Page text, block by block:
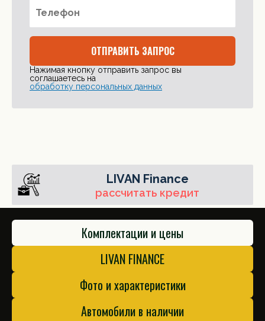
ОТПРАВИТЬ ЗАПРОС
Нажимая кнопку отправить запрос вы
соглашаетесь на
обработку персональных данных
LIVAN Finance
рассчитать кредит
Комплектации и цены
LIVAN FINANCE
Фото и характеристики
Автомобили в наличии